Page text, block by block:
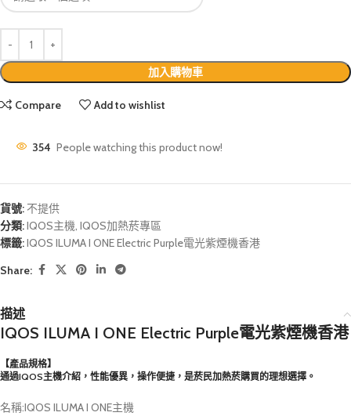
加入購物車
Compare Add to wishlist
354 People watching this product now!
貨號: 不提供
分類:IQOS主機, IQOS加熱菸專區
標籤:IQOS ILUMA I ONE Electric Purple電光紫煙機香港
Share:
描述
IQOS ILUMA I ONE Electric Purple電光紫煙機香港
【產品規格】
通過IQOS主機介紹，性能優異，操作便捷，是菸民加熱菸購買的理想選擇。
名稱:IQOS ILUMA I ONE主機